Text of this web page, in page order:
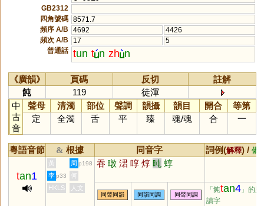
GB2312
四角號碼 8571.7
頻序 A/B
4692
4426
頻次 A/B
17
5
普通話 tun t n zh n
《廣韻》 頁碼 反切
註解
飩
119
徒渾
中
古
音
聲母 清濁 部位 聲調 韻攝 韻目 開合
等第
定
全濁 舌 平 臻 魂/魂 合 一
粵語音節 & 根據 同音字 詞例(解釋) / 備
tan1
黃 周 p198 吞 暾 涒 啍 焞 旽 蜳
李 p33
何
HKLS
人文
同聲同韻 同韻同調 同聲同調
「飩tan4 」的異
讀字